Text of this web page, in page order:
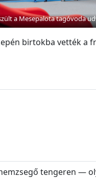
a Mesepalota tagóvoda
birtokba vették a
tengeren —